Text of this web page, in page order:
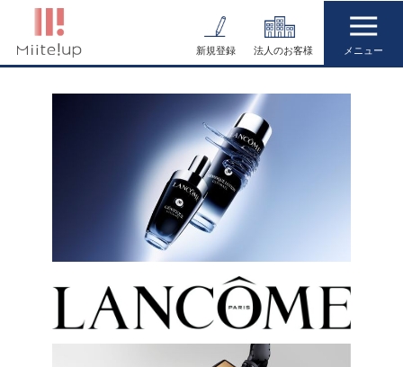
テ
新規登録 法人のお客様